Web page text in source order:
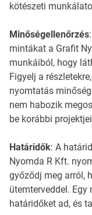
kötészeti
Minőségellenőrzés
mintákat a Grafit
munkáiból, hogy
Figyelj a
nyomtatás
nem habozik
be korábbi
Határidők: A
Nyomda R Kft.
győződj meg arról,
ütemterveddel.
határidőket ad, és